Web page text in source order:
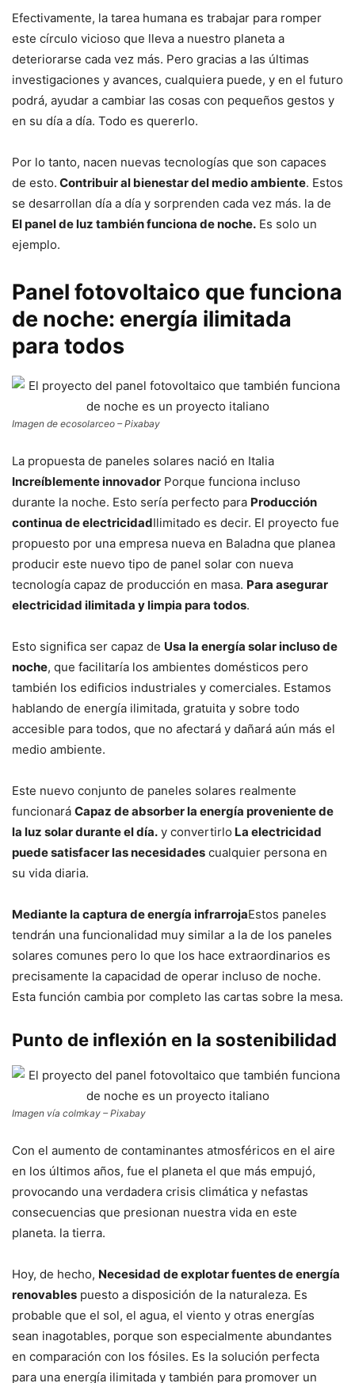
Efectivamente, la tarea humana es trabajar para romper
este círculo vicioso que lleva a nuestro planeta a
deteriorarse cada vez más. Pero gracias a las últimas
investigaciones y avances, cualquiera puede, y en el futuro
podrá, ayudar a cambiar las cosas con pequeños gestos y
en su día a día. Todo es quererlo.
Por lo tanto, nacen nuevas tecnologías que son capaces
de esto. Contribuir al bienestar del medio ambiente. Estos
se desarrollan día a día y sorprenden cada vez más. la de
El panel de luz también funciona de noche. Es solo un
ejemplo.
Panel fotovoltaico que funciona
de noche: energía ilimitada
para todos
Imagen de ecosolarceo – Pixabay
La propuesta de paneles solares nació en Italia
Increíblemente innovador Porque funciona incluso
durante la noche. Esto sería perfecto para Producción
continua de electricidadIlimitado es decir. El proyecto fue
propuesto por una empresa nueva en Baladna que planea
producir este nuevo tipo de panel solar con nueva
tecnología capaz de producción en masa. Para asegurar
electricidad ilimitada y limpia para todos.
Esto significa ser capaz de Usa la energía solar incluso de
noche, que facilitaría los ambientes domésticos pero
también los edificios industriales y comerciales. Estamos
hablando de energía ilimitada, gratuita y sobre todo
accesible para todos, que no afectará y dañará aún más el
medio ambiente.
Este nuevo conjunto de paneles solares realmente
funcionará Capaz de absorber la energía proveniente de
la luz solar durante el día. y convertirlo La electricidad
puede satisfacer las necesidades cualquier persona en
su vida diaria.
Mediante la captura de energía infrarrojaEstos paneles
tendrán una funcionalidad muy similar a la de los paneles
solares comunes pero lo que los hace extraordinarios es
precisamente la capacidad de operar incluso de noche.
Esta función cambia por completo las cartas sobre la mesa.
Punto de inflexión en la sostenibilidad
Imagen vía colmkay – Pixabay
Con el aumento de contaminantes atmosféricos en el aire
en los últimos años, fue el planeta el que más empujó,
provocando una verdadera crisis climática y nefastas
consecuencias que presionan nuestra vida en este
planeta. la tierra.
Hoy, de hecho, Necesidad de explotar fuentes de energía
renovables puesto a disposición de la naturaleza. Es
probable que el sol, el agua, el viento y otras energías
sean inagotables, porque son especialmente abundantes
en comparación con los fósiles. Es la solución perfecta
para una energía ilimitada y también para promover un